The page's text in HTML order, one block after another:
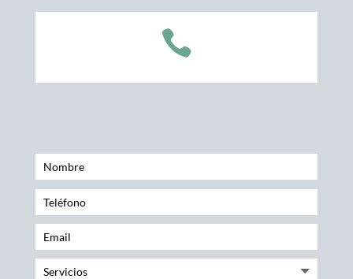

Nombre
Teléfono
Email
Servicios